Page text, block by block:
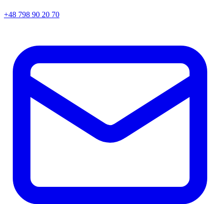
+48 798 90 20 70